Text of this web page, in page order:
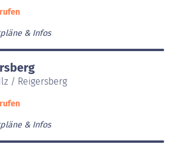
& Infos
/ Reigersberg
& Infos